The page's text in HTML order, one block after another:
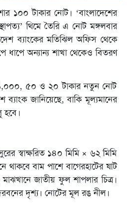
১০০ টাকার নোট। ‘বাংলাদেশের
থিমে তৈরি এ নোট মঙ্গলবার
ব্যাংকের মতিঝিল অফিস থেকে
ধাপে অন্যান্য শাখা থেকেও বিতরণ
৫০ ও ২০ টাকার নতুন নোট
ব্যাংক জানিয়েছে, বাকি মূল্যমানের
হবে।
স্বাক্ষরিত ১৪০ মিমি × ৬২ মিমি
বাম পাশে বাগেরহাটের ষাট
জাতীয় ফুল শাপলার চিত্র।
দৃশ্য। নোটের মূল রঙ নীল।